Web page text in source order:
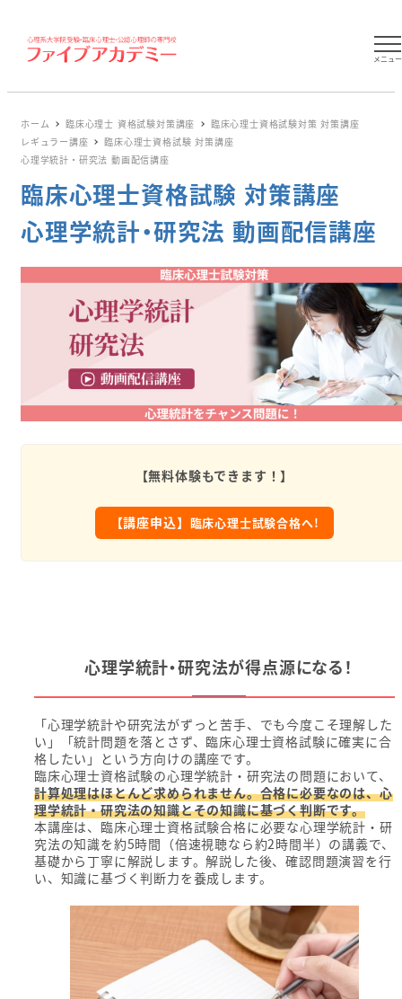
メニュー
ホーム 臨床心理士 資格試験対策講座
臨床心理士資格試験対策 対策講座
レギュラー講座
臨床心理士資格試験 対策講座
心理学統計・研究法 動画配信講座
臨床心理士資格試験 対策講座
心理学統計・研究法 動画配信講座
【無料体験もできます！】
【講座申込】 臨床心理士試験合格へ!
心理学統計・研究法が得点源になる！
「心理学統計や研究法がずっと苦手、でも今度こそ理解した
い」「統計問題を落とさず、臨床心理士資格試験に確実に合
格したい」という方向けの講座です。
臨床心理士資格試験の心理学統計・研究法の問題において、
計算処理はほとんど求められません。合格に必要なのは、心
理学統計・研究法の知識とその知識に基づく判断です。
本講座は、臨床心理士資格試験合格に必要な心理学統計・研
究法の知識を約5時間（倍速視聴なら約2時間半）の講義で、
基礎から丁寧に解説します。解説した後、確認問題演習を行
い、知識に基づく判断力を養成します。